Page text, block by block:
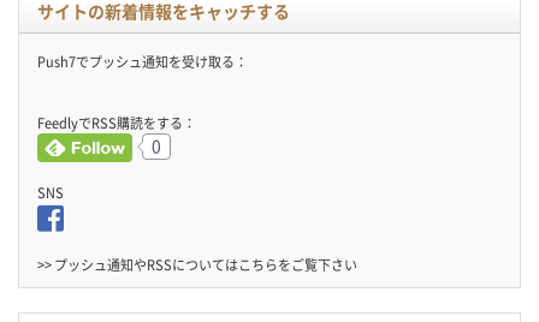
サイトの新着情報をキャッチする
Push7でプッシュ通知を受け取る：
FeedlyでRSS購読をする：
0
SNS
>> プッシュ通知やRSSについてはこちらをご覧下さい